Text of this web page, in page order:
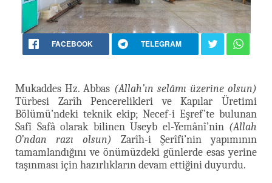
FACEBOOK TELEGRAM
Mukaddes Hz. Abbas (Allah’ın selâmı üzerine olsun)
Türbesi Zarîh Pencerelikleri ve Kapılar Üretimi
Bölümü’ndeki teknik ekip; Necef-i Eşref’te bulunan
Safî Safâ olarak bilinen Useyb el-Yemânî’nin (Allah
O’ndan razı olsun) Zarîh-i Şerîfi’nin yapımının
tamamlandığını ve önümüzdeki günlerde esas yerine
taşınması için hazırlıkların devam ettiğini duyurdu.